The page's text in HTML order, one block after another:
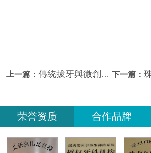
上一篇：傳統拔牙與微創拔牙有乜區別？珠海拔牙價錢 下一篇： 珠海
荣誉资质 合作品牌